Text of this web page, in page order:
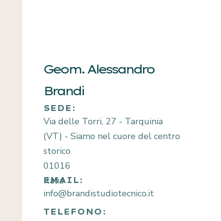
Geom. Alessandro
Brandi
SEDE:
Via delle Torri, 27 - Tarquinia
(VT) - Siamo nel cuore del centro
storico
01016
Italia
EMAIL:
info@brandistudiotecnico.it
TELEFONO: